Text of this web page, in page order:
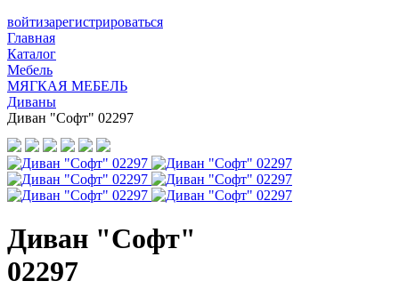
войтизарегистрироваться
Главная
Каталог
Мебель
МЯГКАЯ МЕБЕЛЬ
Диваны
Диван "Софт" 02297
Диван "Софт"
02297